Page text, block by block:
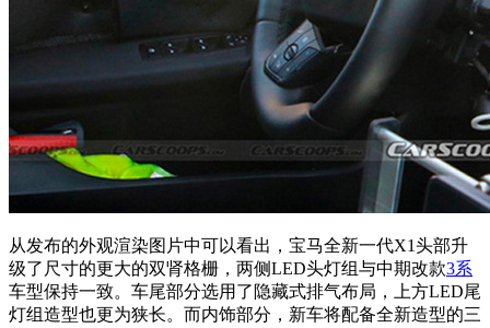
从发布的外观渲染图片中可以看出，宝马全新一代X1头部升
级了尺寸的更大的双肾格栅，两侧LED头灯组与中期改款3系
车型保持一致。车尾部分选用了隐藏式排气布局，上方LED尾
灯组造型也更为狭长。而内饰部分，新车将配备全新造型的三